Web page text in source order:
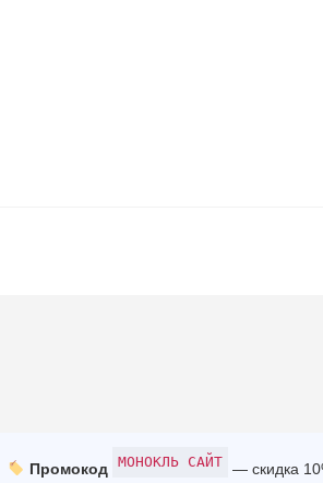
Промокод МОНОКЛЬ САЙТ — скидка